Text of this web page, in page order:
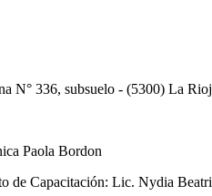
N° 336, subsuelo - (5300) La
Paola Bordon
de Capacitación: Lic. Nydia